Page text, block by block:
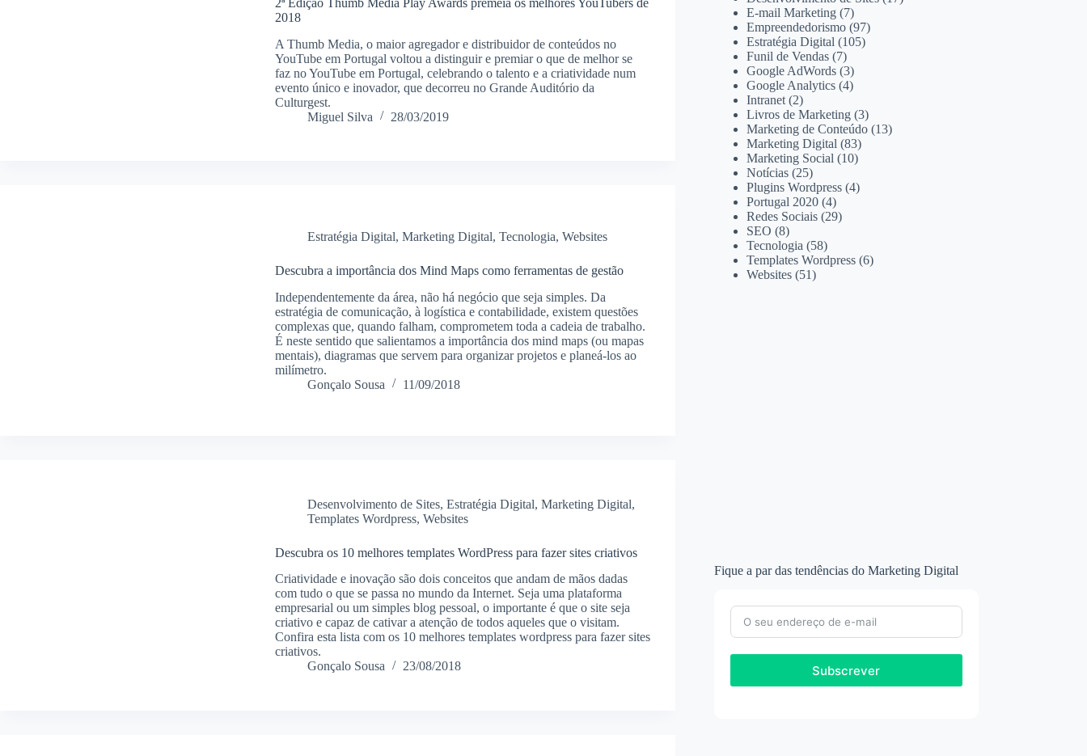
2018
A Thumb Media, o maior agregador e distribuidor de conteúdos no
YouTube em Portugal voltou a distinguir e premiar o que de melhor se
faz no YouTube em Portugal, celebrando o talento e a criatividade num
evento único e inovador, que decorreu no Grande Auditório da
Culturgest.
Miguel Silva
28/03/2019
Estratégia Digital, Marketing Digital, Tecnologia, Websites
Descubra a importância dos Mind Maps como ferramentas de gestão
Independentemente da área, não há negócio que seja simples. Da
estratégia de comunicação, à logística e contabilidade, existem questões
complexas que, quando falham, comprometem toda a cadeia de trabalho.
É neste sentido que salientamos a importância dos mind maps (ou mapas
mentais), diagramas que servem para organizar projetos e planeá-los ao
milímetro.
Gonçalo Sousa
11/09/2018
Desenvolvimento de Sites, Estratégia Digital, Marketing Digital,
Templates Wordpress, Websites
Descubra os 10 melhores templates WordPress para fazer sites criativos
Criatividade e inovação são dois conceitos que andam de mãos dadas
com tudo o que se passa no mundo da Internet. Seja uma plataforma
empresarial ou um simples blog pessoal, o importante é que o site seja
criativo e capaz de cativar a atenção de todos aqueles que o visitam.
Confira esta lista com os 10 melhores templates wordpress para fazer sites
criativos.
Gonçalo Sousa
23/08/2018
E-mail Marketing (7)
Empreendedorismo (97)
Estratégia Digital (105)
Funil de Vendas (7)
Google AdWords (3)
Google Analytics (4)
Intranet (2)
Livros de Marketing (3)
Marketing de Conteúdo (13)
Marketing Digital (83)
Marketing Social (10)
Notícias (25)
Plugins Wordpress (4)
Portugal 2020 (4)
Redes Sociais (29)
SEO (8)
Tecnologia (58)
Templates Wordpress (6)
Websites (51)
Fique a par das tendências do Marketing Digital
Subscrever